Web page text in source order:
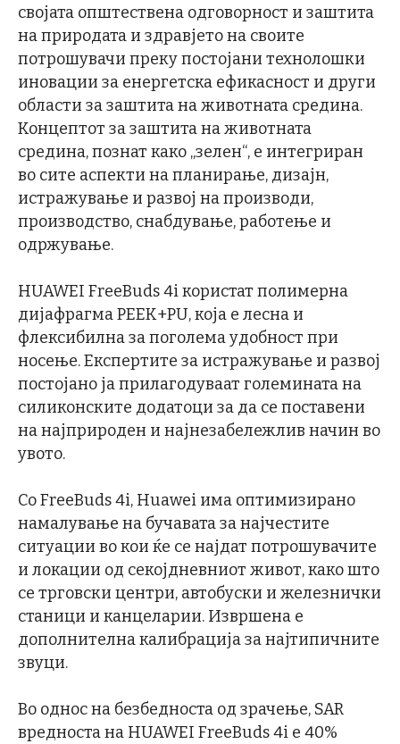
својата општествена одговорност и заштита
на природата и здравјето на своите
потрошувачи преку постојани технолошки
иновации за енергетска ефикасност и други
области за заштита на животната средина.
Концептот за заштита на животната
средина, познат како „зелен“, е интегриран
во сите аспекти на планирање, дизајн,
истражување и развој на производи,
производство, снабдување, работење и
одржување.
HUAWEI FreeBuds 4i користат полимерна
дијафрагма PEEK+PU, која е лесна и
флексибилна за поголема удобност при
носење. Експертите за истражување и развој
постојано ја прилагодуваат големината на
силиконските додатоци за да се поставени
на најприроден и најнезабележлив начин во
увото.
Со FreeBuds 4i, Huawei има оптимизирано
намалување на бучавата за најчестите
ситуации во кои ќе се најдат потрошувачите
и локации од секојдневниот живот, како што
се трговски центри, автобуски и железнички
станици и канцеларии. Извршена е
дополнителна калибрација за најтипичните
звуци.
Во однос на безбедноста од зрачење, SAR
вредноста на HUAWEI FreeBuds 4i е 40%